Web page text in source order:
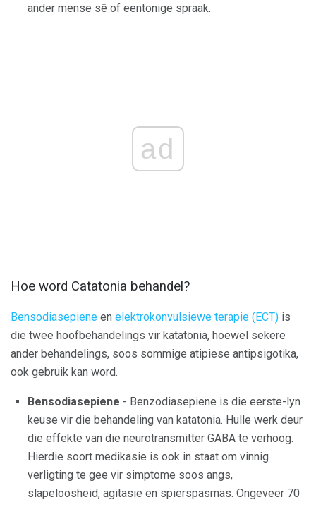
ander mense sê of eentonige spraak.
ad
Hoe word Catatonia behandel?
Bensodiasepiene en elektrokonvulsiewe terapie (ECT) is
die twee hoofbehandelings vir katatonia, hoewel sekere
ander behandelings, soos sommige atipiese antipsigotika,
ook gebruik kan word.
Bensodiasepiene - Benzodiasepiene is die eerste-lyn
keuse vir die behandeling van katatonia. Hulle werk deur
die effekte van die neurotransmitter GABA te verhoog.
Hierdie soort medikasie is ook in staat om vinnig
verligting te gee vir simptome soos angs,
slapeloosheid, agitasie en spierspasmas. Ongeveer 70